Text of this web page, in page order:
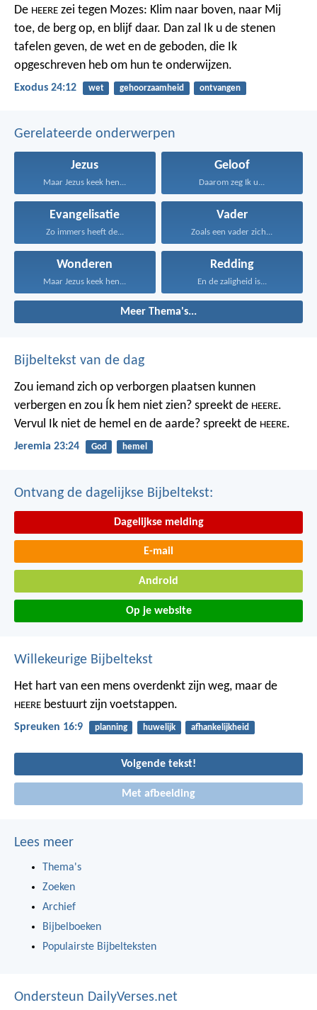
De HEERE zei tegen Mozes: Klim naar boven, naar Mij
toe, de berg op, en blijf daar. Dan zal Ik u de stenen
tafelen geven, de wet en de geboden, die Ik
opgeschreven heb om hun te onderwijzen.
Exodus 24:12 wet gehoorzaamheid ontvangen
Gerelateerde onderwerpen
Jezus
Maar Jezus keek hen...
Geloof
Daarom zeg Ik u...
Evangelisatie
Zo immers heeft de...
Vader
Zoals een vader zich...
Wonderen
Maar Jezus keek hen...
Redding
En de zaligheid is...
Meer Thema's...
Bijbeltekst van de dag
Zou iemand zich op verborgen plaatsen kunnen
verbergen en zou Ík hem niet zien? spreekt de HEERE.
Vervul Ik niet de hemel en de aarde? spreekt de HEERE.
Jeremia 23:24 God hemel
Ontvang de dagelijkse Bijbeltekst:
Dagelijkse melding
E-mail
Android
Op je website
Willekeurige Bijbeltekst
Het hart van een mens overdenkt zijn weg, maar de
HEERE bestuurt zijn voetstappen.
Spreuken 16:9 planning huwelijk afhankelijkheid
Volgende tekst!
Met afbeelding
Lees meer
Thema's
Zoeken
Archief
Bijbelboeken
Populairste Bijbelteksten
Ondersteun DailyVerses.net